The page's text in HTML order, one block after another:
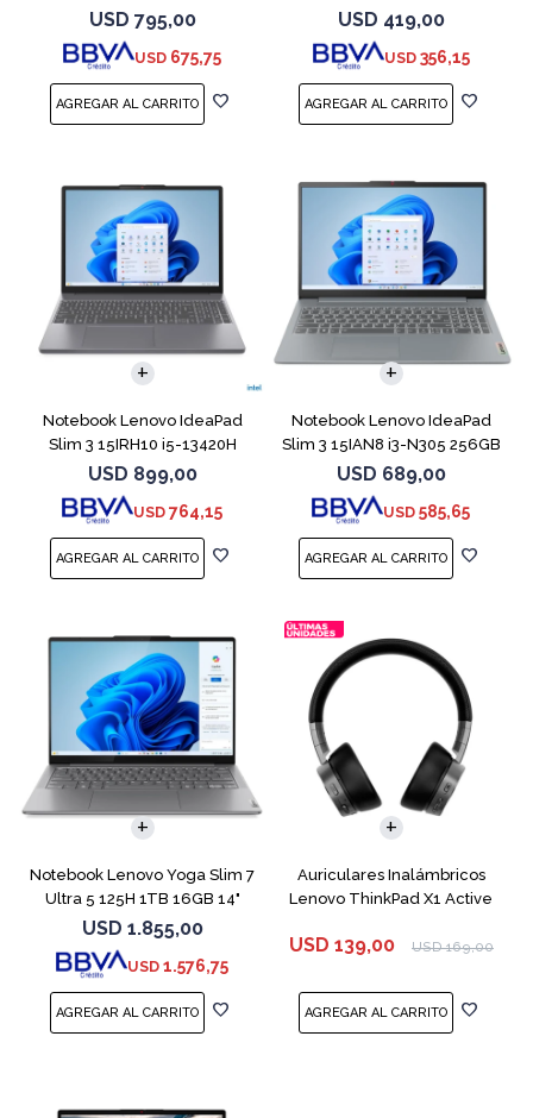
512GB 8GB
USD 795,00
USD 675,75
Funda
USD 419,00
USD 356,15
Notebook Lenovo IdeaPad
Slim 3 15IRH10 i5-13420H
512GB 8GB G
USD 899,00
USD 764,15
Notebook Lenovo IdeaPad
Slim 3 15IAN8 i3-N305 256GB
8GB 15.6
USD 689,00
USD 585,65
COMPARAR
Notebook Lenovo Yoga Slim 7
Ultra 5 125H 1TB 16GB 14"
Gray
USD 1.855,00
USD 1.576,75
COMPARAR
Auriculares Inalámbricos
Lenovo ThinkPad X1 Active
USD 139,00 USD 169,00